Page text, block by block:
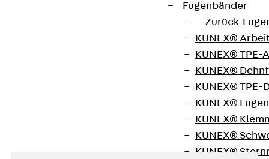
Fugenbänder
Zurück
KUNEX®
KUNEX®
KUNEX®
KUNEX®
KUNEX®
KUNEX®
KUNEX®
KUNEX®
Kabelformstein, C-Schiene